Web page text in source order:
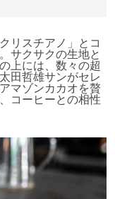
リスチアノ」とコ
サクサクの生地と
上には、数々の超
田哲雄サンがセレ
マゾンカカオを贅
コーヒーとの相性